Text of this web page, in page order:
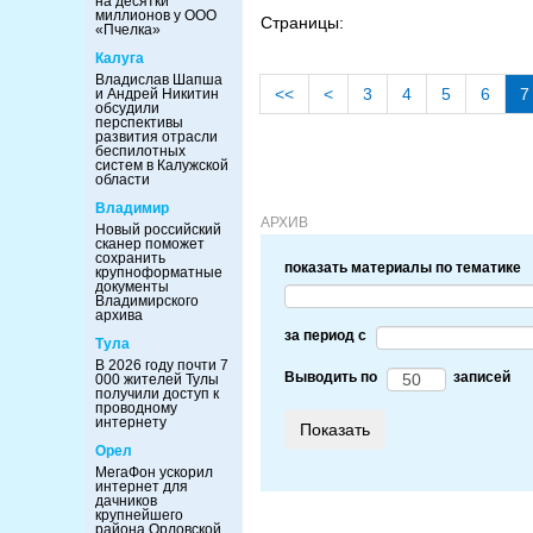
миллионов у ООО
«Пчелка»
Калуга
Владислав Шапша
и Андрей Никитин
обсудили
перспективы
развития отрасли
беспилотных
систем в Калужской
области
Владимир
Новый российский
сканер поможет
сохранить
крупноформатные
документы
Владимирского
архива
Тула
В 2026 году почти 7
000 жителей Тулы
получили доступ к
проводному
интернету
Орел
МегаФон ускорил
интернет для
дачников
крупнейшего
района Орловской
Страницы:
<< < 3 4 5 6 7
АРХИВ
показать материалы по тематике
за период c
Выводить по записей